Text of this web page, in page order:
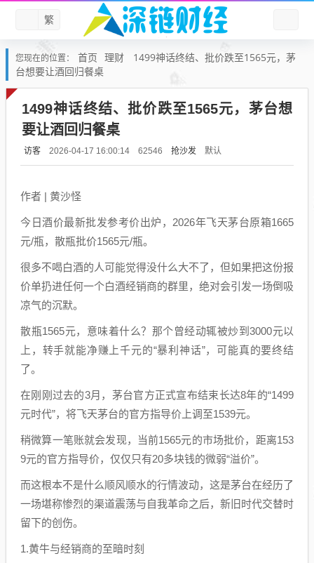
繁
您现在的位置： 首页 理财
1499神话终结、批价跌至1565元，茅
台想要让酒回归餐桌
1499神话终结、批价跌至1565元，茅台想
要让酒回归餐桌
访客 2026-04-17 16:00:14 62546 抢沙发 默认
作者 | 黄沙怪
今日酒价最新批发参考价出炉，2026年飞天茅台原箱1665
元/瓶，散瓶批价1565元/瓶。
很多不喝白酒的人可能觉得没什么大不了，但如果把这份报
价单扔进任何一个白酒经销商的群里，绝对会引发一场倒吸
凉气的沉默。
散瓶1565元，意味着什么？那个曾经动辄被炒到3000元以
上，转手就能净赚上千元的“暴利神话”，可能真的要终结
了。
在刚刚过去的3月，茅台官方正式宣布结束长达8年的“1499
元时代”，将飞天茅台的官方指导价上调至1539元。
稍微算一笔账就会发现，当前1565元的市场批价，距离153
9元的官方指导价，仅仅只有20多块钱的微弱“溢价”。
而这根本不是什么顺风顺水的行情波动，这是茅台在经历了
一场堪称惨烈的渠道震荡与自我革命之后，新旧时代交替时
留下的创伤。
1.黄牛与经销商的至暗时刻